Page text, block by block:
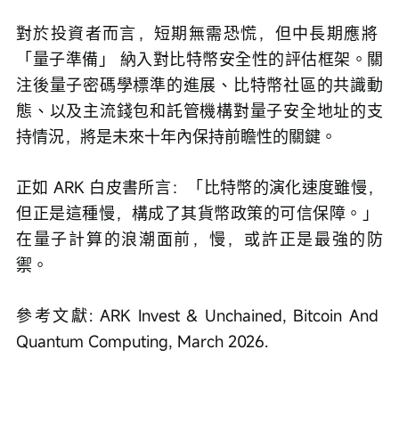
對於投資者而言，短期無需恐慌，但中長期應將
「量子準備」 納入對比特幣安全性的評估框架。關
注後量子密碼學標準的進展、比特幣社區的共識動
態、以及主流錢包和託管機構對量子安全地址的支
持情況，將是未來十年內保持前瞻性的關鍵。
正如 ARK 白皮書所言：「比特幣的演化速度雖慢，
但正是這種慢，構成了其貨幣政策的可信保障。」
在量子計算的浪潮面前，慢，或許正是最強的防
禦。
參考文獻: ARK Invest & Unchained, Bitcoin And
Quantum Computing, March 2026.